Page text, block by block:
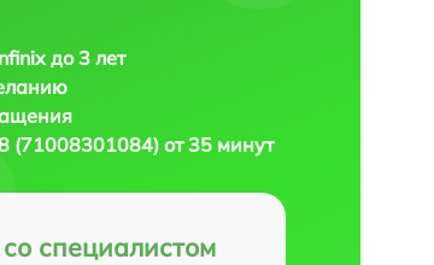
до 3 лет
(71008301084) от 35 минут
специалистом